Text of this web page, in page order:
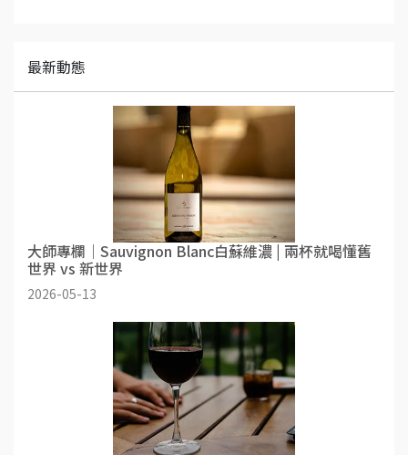
最新動態
大師專欄｜Sauvignon Blanc白蘇維濃 | 兩杯就喝懂舊
世界 vs 新世界
2026-05-13